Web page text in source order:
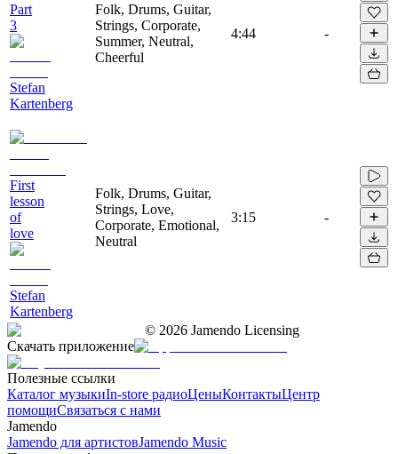
Part
3
Stefan
Kartenberg
Folk, Drums, Guitar,
Strings, Corporate,
Summer, Neutral,
Cheerful
4:44 -
First
lesson
of
love
Stefan
Kartenberg
Folk, Drums, Guitar,
Strings, Love,
Corporate, Emotional,
Neutral
3:15 -
© 2026 Jamendo Licensing
Скачать приложение
Полезные ссылки
Каталог музыкиIn-store радиоЦеныКонтактыЦентр
помощиСвязаться с нами
Jamendo
Jamendo для артистовJamendo Music